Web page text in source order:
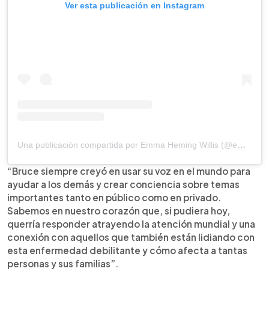
Ver esta publicación en Instagram
Una publicación compartida por Emma Heming Willis (@emmahemingwillis)
“Bruce siempre creyó en usar su voz en el mundo para
ayudar a los demás y crear conciencia sobre temas
importantes tanto en público como en privado.
Sabemos en nuestro corazón que, si pudiera hoy,
querría responder atrayendo la atención mundial y una
conexión con aquellos que también están lidiando con
esta enfermedad debilitante y cómo afecta a tantas
personas y sus familias”.